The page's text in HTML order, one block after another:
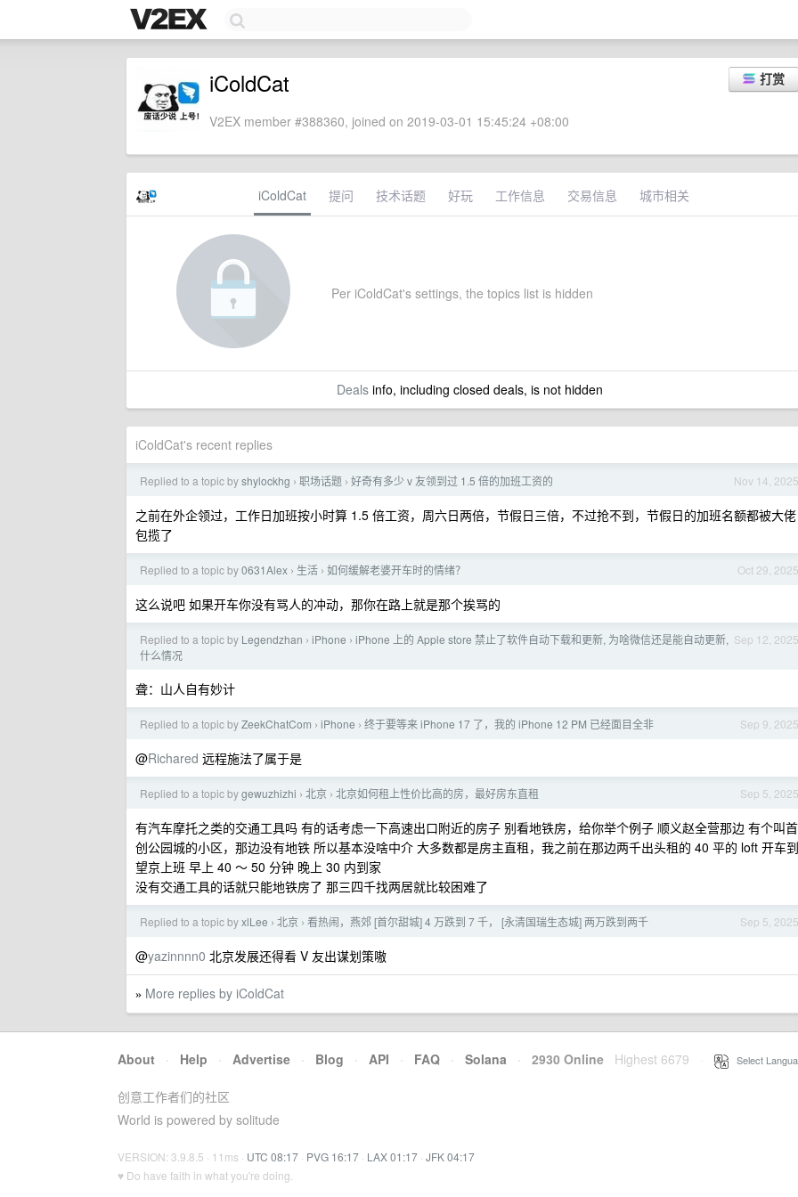
打赏
iColdCat
V2EX member #388360, joined on 2019-03-01 15:45:24 +08:00
iColdCat 提问 技术话题 好玩 工作信息 交易信息 城市相关
Per iColdCat's settings, the topics list is hidden
Dealsinfo, including closed deals, is not hidden
iColdCat's recent replies
Nov 14, 2025
Replied to a topic byshylockhg › 职场话题 › 好奇有多少 v 友领到过 1.5 倍的加班工资的
之前在外企领过，工作日加班按小时算 1.5 倍工资，周六日两倍，节假日三倍，不过抢不到，节假日的加班名额都被大佬
包揽了
Oct 29, 2025
Replied to a topic by0631Alex › 生活 › 如何缓解老婆开车时的情绪？
这么说吧 如果开车你没有骂人的冲动，那你在路上就是那个挨骂的
Sep 12, 2025
Replied to a topic by Legendzhan › iPhone › iPhone 上的 Apple store 禁止了软件自动下载和更新, 为啥微信还是能自动更新,
什么情况
聋：山人自有妙计
Sep 9, 2025
Replied to a topic byZeekChatCom › iPhone › 终于要等来 iPhone 17 了，我的 iPhone 12 PM 已经面目全非
@Richared 远程施法了属于是
Sep 5, 2025
Replied to a topic bygewuzhizhi › 北京 › 北京如何租上性价比高的房，最好房东直租
有汽车摩托之类的交通工具吗 有的话考虑一下高速出口附近的房子 别看地铁房，给你举个例子 顺义赵全营那边 有个叫首
创公园城的小区，那边没有地铁 所以基本没啥中介 大多数都是房主直租，我之前在那边两千出头租的 40 平的 loft 开车到
望京上班 早上 40 ～ 50 分钟 晚上 30 内到家
没有交通工具的话就只能地铁房了 那三四千找两居就比较困难了
Sep 5, 2025
Replied to a topic byxlLee › 北京 › 看热闹，燕郊 [首尔甜城] 4 万跌到 7 千， [永清国瑞生态城] 两万跌到两千
@yazinnnn0 北京发展还得看 V 友出谋划策嗷
» More replies by iColdCat
About · Help · Advertise · Blog · API · FAQ · Solana · 2930 Online Highest 6679 Select
创意工作者们的社区
World is powered by solitude
VERSION: 3.9.8.5 · 11ms · UTC 08:17 · PVG 16:17 · LAX 01:17 · JFK 04:17
♥ Do have faith in what you're doing.